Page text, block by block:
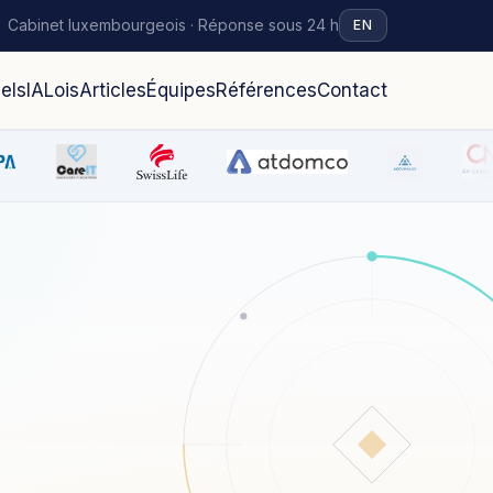
Cabinet luxembourgeois · Réponse sous 24 h EN
IALoisArticlesÉquipesRéférencesContact